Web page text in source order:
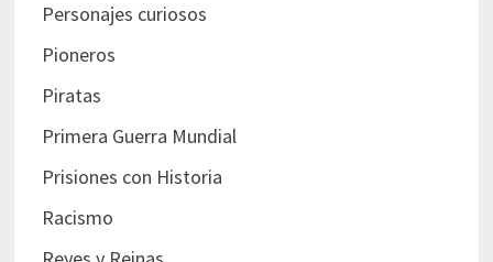
Personajes curiosos
Pioneros
Piratas
Primera Guerra Mundial
Prisiones con Historia
Racismo